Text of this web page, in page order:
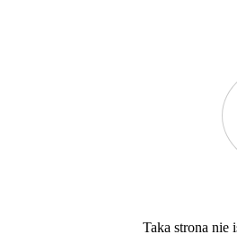
Taka strona nie